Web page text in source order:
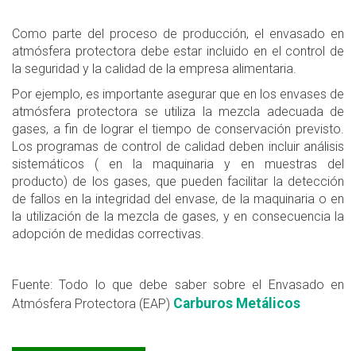
Como parte del proceso de producción, el envasado en
atmósfera protectora debe estar incluido en el control de
la seguridad y la calidad de la empresa alimentaria.
Por ejemplo, es importante asegurar que en los envases de
atmósfera protectora se utiliza la mezcla adecuada de
gases, a fin de lograr el tiempo de conservación previsto.
Los programas de control de calidad deben incluir análisis
sistemáticos ( en la maquinaria y en muestras del
producto) de los gases, que pueden facilitar la detección
de fallos en la integridad del envase, de la maquinaria o en
la utilización de la mezcla de gases, y en consecuencia la
adopción de medidas correctivas.
Fuente: Todo lo que debe saber sobre el Envasado en
Atmósfera Protectora (EAP) Carburos Metálicos